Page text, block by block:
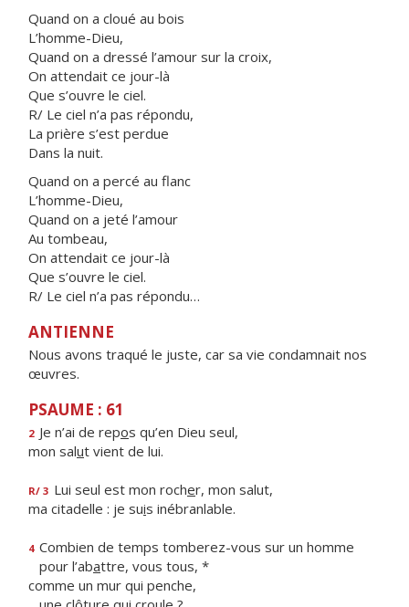
Quand on a cloué au bois
L’homme-Dieu,
Quand on a dressé l’amour sur la croix,
On attendait ce jour-là
Que s’ouvre le ciel.
R/ Le ciel n’a pas répondu,
La prière s’est perdue
Dans la nuit.
Quand on a percé au flanc
L’homme-Dieu,
Quand on a jeté l’amour
Au tombeau,
On attendait ce jour-là
Que s’ouvre le ciel.
R/ Le ciel n’a pas répondu…
ANTIENNE
Nous avons traqué le juste, car sa vie condamnait nos
œuvres.
PSAUME : 61
2 Je n’ai de repos qu’en Dieu seul,
mon salut vient de lui.
R/ 3 Lui seul est mon rocher, mon salut,
ma citadelle : je suis inébranlable.
4 Combien de temps tomberez-vous sur un homme
pour l’abattre, vous tous, *
comme un mur qui penche,